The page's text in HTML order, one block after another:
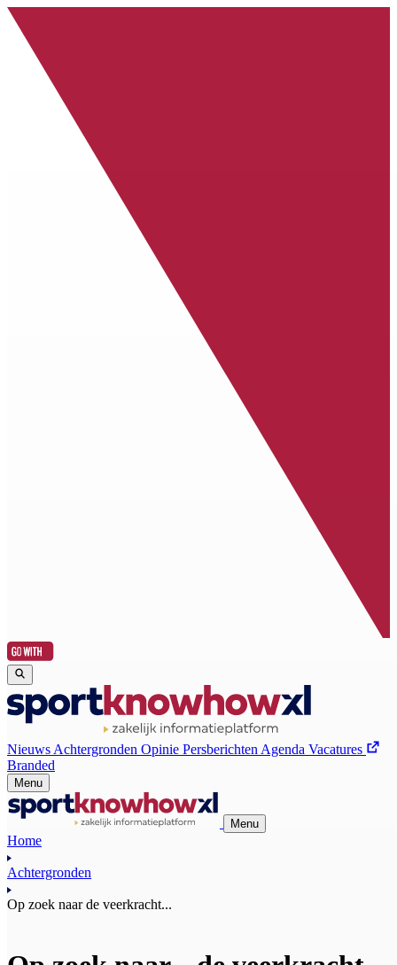
Nieuws Achtergronden Opinie Persberichten Agenda Vacatures
Branded
Menu
Menu
Home
Achtergronden
Op zoek naar de veerkracht...